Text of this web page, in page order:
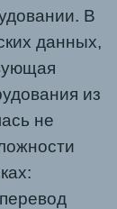
В
данных,
из
не